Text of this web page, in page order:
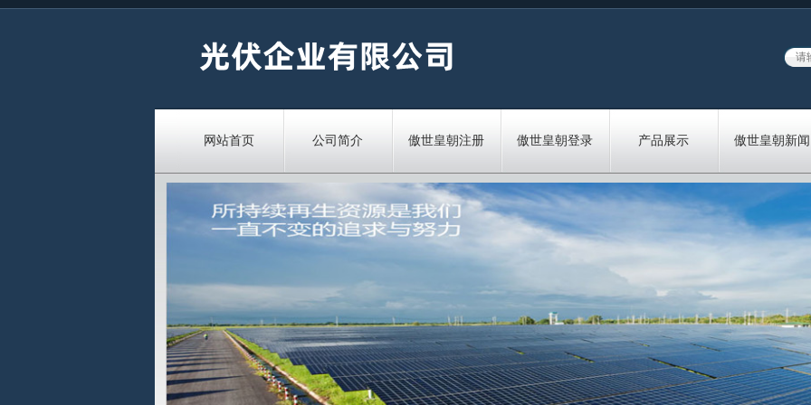
网站首页 公司简介 傲世皇朝注册 傲世皇朝登录 产品展示 傲世皇朝新闻